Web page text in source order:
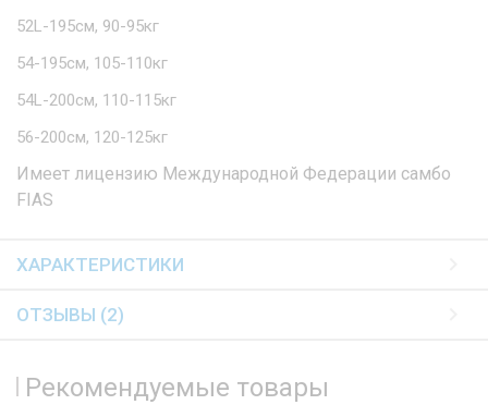
52L-195см, 90-95кг
54-195см, 105-110кг
54L-200см, 110-115кг
56-200см, 120-125кг
Имеет лицензию Международной Федерации самбо
FIAS
ХАРАКТЕРИСТИКИ
ОТЗЫВЫ (2)
Рекомендуемые товары